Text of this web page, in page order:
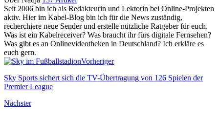
Seit 2006 bin ich als Redakteurin und Lektorin bei Online-Projekten
aktiv. Hier im Kabel-Blog bin ich für die News zuständig,
recherchiere neue Sender und erstelle nützliche Ratgeber für euch.
Was ist ein Kabelreceiver? Was braucht ihr fürs digitale Fernsehen?
Was gibt es an Onlinevideotheken in Deutschland? Ich erkläre es
euch gern.
Vorheriger
Sky Sports sichert sich die TV-Übertragung von 126 Spielen der
Premier League
Nächster